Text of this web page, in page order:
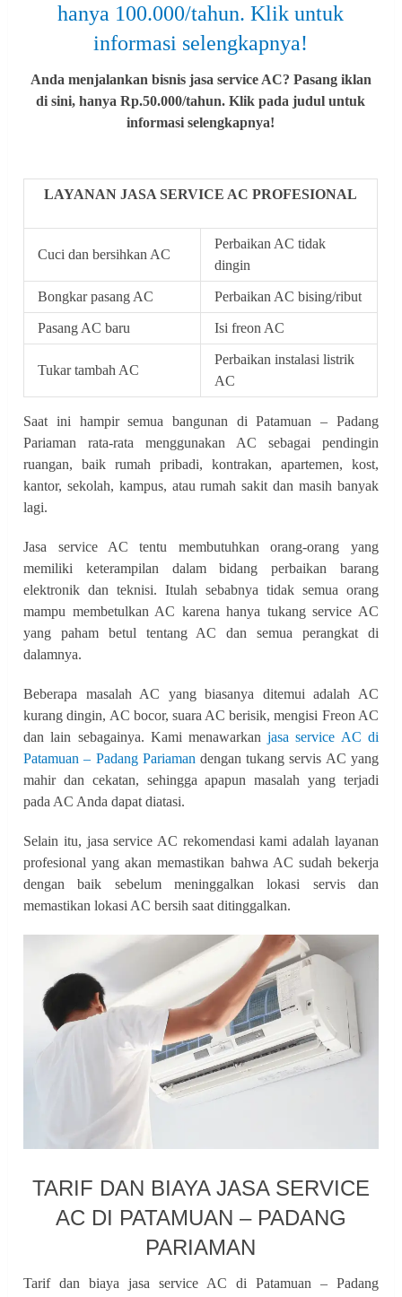
hanya 100.000/tahun. Klik untuk
informasi selengkapnya!
Anda menjalankan bisnis jasa service AC? Pasang iklan
di sini, hanya Rp.50.000/tahun. Klik pada judul untuk
informasi selengkapnya!
LAYANAN JASA SERVICE AC PROFESIONAL
Cuci dan bersihkan AC
Perbaikan AC tidak
dingin
Bongkar pasang AC Perbaikan AC bising/ribut
Pasang AC baru Isi freon AC
Tukar tambah AC
Perbaikan instalasi listrik
AC
Saat ini hampir semua bangunan di Patamuan – Padang
Pariaman rata-rata menggunakan AC sebagai pendingin
ruangan, baik rumah pribadi, kontrakan, apartemen, kost,
kantor, sekolah, kampus, atau rumah sakit dan masih banyak
lagi.
Jasa service AC tentu membutuhkan orang-orang yang
memiliki keterampilan dalam bidang perbaikan barang
elektronik dan teknisi. Itulah sebabnya tidak semua orang
mampu membetulkan AC karena hanya tukang service AC
yang paham betul tentang AC dan semua perangkat di
dalamnya.
Beberapa masalah AC yang biasanya ditemui adalah AC
kurang dingin, AC bocor, suara AC berisik, mengisi Freon AC
dan lain sebagainya. Kami menawarkanjasa service AC di
Patamuan – Padang Pariaman dengan tukang servis AC yang
mahir dan cekatan, sehingga apapun masalah yang terjadi
pada AC Anda dapat diatasi.
Selain itu, jasa service AC rekomendasi kami adalah layanan
profesional yang akan memastikan bahwa AC sudah bekerja
dengan baik sebelum meninggalkan lokasi servis dan
memastikan lokasi AC bersih saat ditinggalkan.
TARIF DAN BIAYA JASA SERVICE
AC DI PATAMUAN – PADANG
PARIAMAN
Tarif dan biaya jasa service AC di Patamuan – Padang